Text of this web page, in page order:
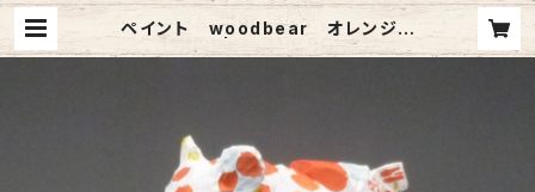
ペイント woodbear オレンジド
ット | upcyclesd1